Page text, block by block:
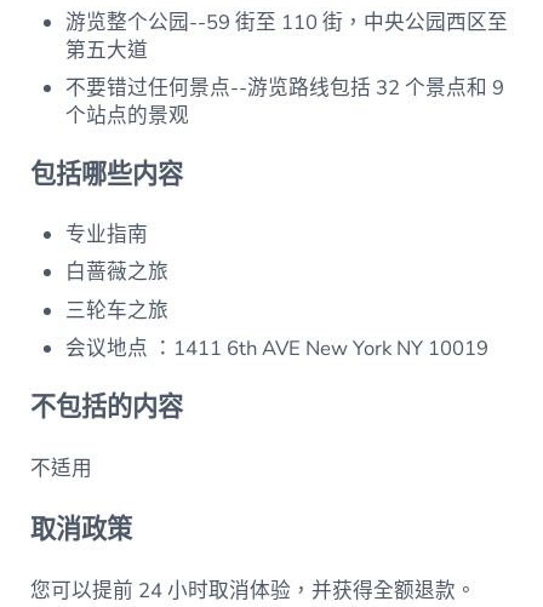
游览整个公园--59 街至 110 街，中央公园西区至
第五大道
不要错过任何景点--游览路线包括 32 个景点和 9
个站点的景观
包括哪些内容
专业指南
白蔷薇之旅
三轮车之旅
会议地点 ：1411 6th AVE New York NY 10019
不包括的内容
不适用
取消政策
您可以提前 24 小时取消体验，并获得全额退款。